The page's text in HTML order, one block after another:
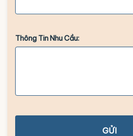
Thông Tin Nhu Cầu:
GỬI